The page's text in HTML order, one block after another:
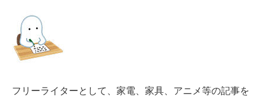
フリーライターとして、家電、家具、アニメ等の記事を